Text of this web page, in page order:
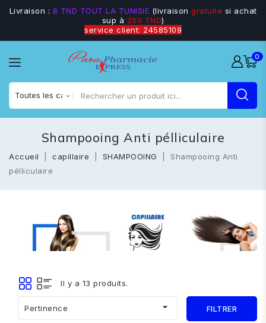
Livraison : 8 TND TOUT LA TUNISIE (livraison gratuite si achat
sup à 250 TND)
service client: 24585109
0
Shampooing Anti pélliculaire
Accueil capillaire SHAMPOOING
Shampooing Anti
pélliculaire
Il y a 13 produits.
Pertinence  FILTRER